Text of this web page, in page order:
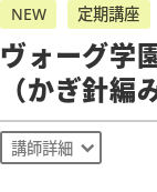
NEW
定期講座
ヴォーグ学
（かぎ針
講師詳細